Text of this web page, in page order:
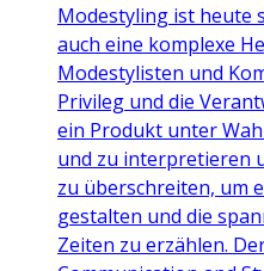
Modestyling ist heute
auch eine komplexe
Modestylisten und
Privileg und die
ein Produkt unter
und zu interpretieren
zu überschreiten, um
gestalten und die
Zeiten zu erzählen.